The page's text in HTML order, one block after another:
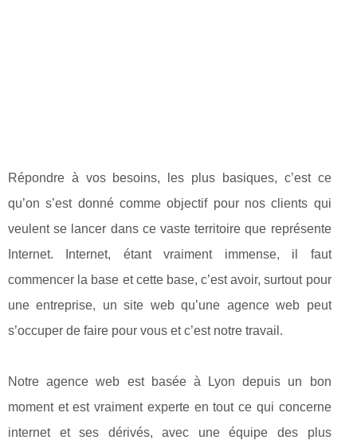
Répondre à vos besoins, les plus basiques, c’est ce
qu’on s’est donné comme objectif pour nos clients qui
veulent se lancer dans ce vaste territoire que représente
Internet. Internet, étant vraiment immense, il faut
commencer la base et cette base, c’est avoir, surtout pour
une entreprise, un site web qu’une agence web peut
s’occuper de faire pour vous et c’est notre travail.
Notre agence web est basée à Lyon depuis un bon
moment et est vraiment experte en tout ce qui concerne
internet et ses dérivés, avec une équipe des plus